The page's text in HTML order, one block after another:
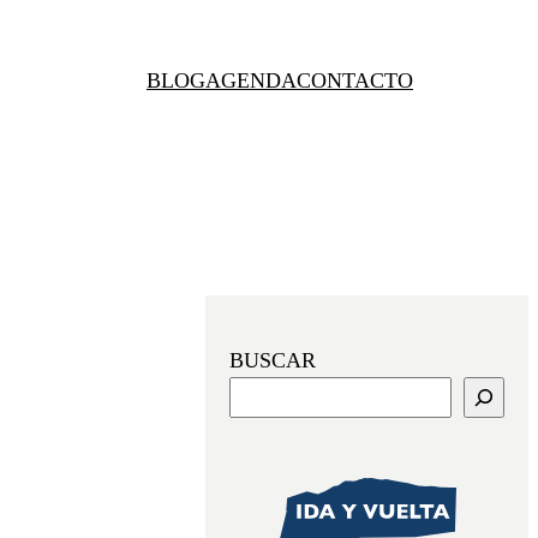
BLOGAGENDACONTACTO
BUSCAR